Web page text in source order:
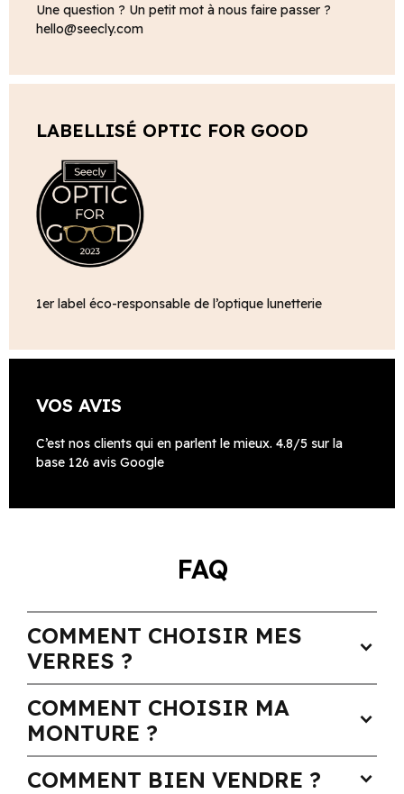
Une question ? Un petit mot à nous faire passer ?
hello@seecly.com
LABELLISÉ OPTIC FOR GOOD
1er label éco-responsable de l’optique lunetterie
VOS AVIS
C’est nos clients qui en parlent le mieux. 4.8/5 sur la
base 126 avis Google
FAQ
COMMENT CHOISIR MES
VERRES ?
expand_more
COMMENT CHOISIR MA
MONTURE ?
expand_more
COMMENT BIEN VENDRE ? expand_more